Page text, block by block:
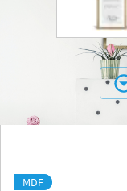
MDF